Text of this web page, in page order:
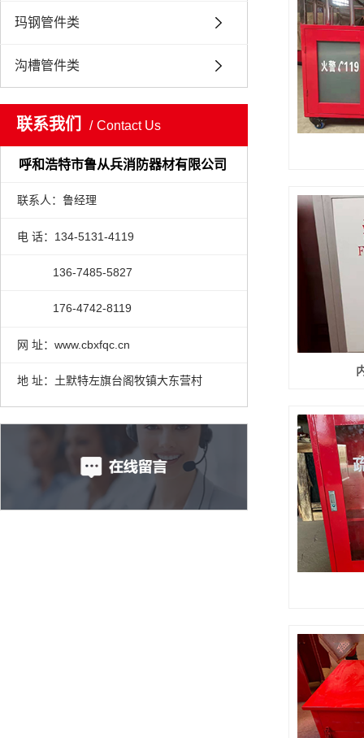
玛钢管件类
沟槽管件类
联系我们 Contact Us
呼和浩特市鲁从兵消防器材有限公司
联系人：鲁经理
电 话：134-5131-4119
136-7485-5827
176-4742-8119
网 址：www.cbxfqc.cn
地 址：土默特左旗台阁牧镇大东营村